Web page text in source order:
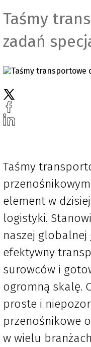
Taśmy
zadań
Taśmy
element w
logistyki.
naszej
efektywny
surowców i
ogromną skalę.
proste i
przenośnikowe
w wielu